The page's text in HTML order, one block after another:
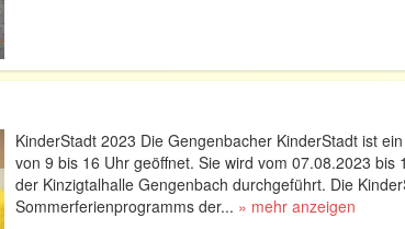
KinderStadt 2023 Die Gengenbacher KinderStadt ist
von 9 bis 16 Uhr geöffnet. Sie wird vom 07.08.2023
der Kinzigtalhalle Gengenbach durchgeführt. Die
Sommerferienprogramms der... » mehr anzeigen